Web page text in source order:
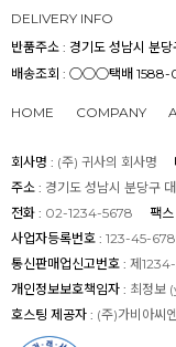
DELIVERY INFO
반품주소 : 경기도 성남시 분
배송조회 : ○○○택배
HOME COMPANY
회사명 : (주) 귀사의 회사명
주소 : 경기도 성남시 분당구
전화 : 02-1234-5678 팩스
사업자등록번호 : 123-45-
통신판매업신고번호 : 제
개인정보보호책임자 : 최정보 (
호스팅 제공자 : (주)가비아씨